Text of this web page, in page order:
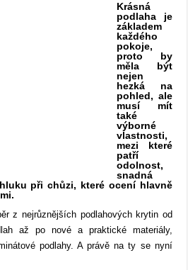
Krásná
podlaha je
základem
každého
pokoje,
proto by
měla být
nejen
hezká na
pohled, ale
musí mít
také
výborné
vlastnosti,
mezi které
patří
odolnost,
snadná
při chůzi, které ocení hlavně
z nejrůznějších podlahových krytin od
až po nové a praktické materiály,
podlahy. A právě na ty se nyní